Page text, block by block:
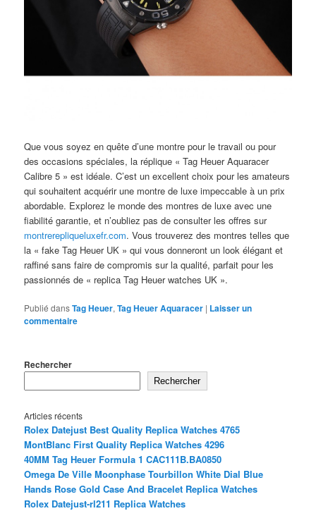
Que vous soyez en quête d’une montre pour le travail ou pour
des occasions spéciales, la réplique « Tag Heuer Aquaracer
Calibre 5 » est idéale. C’est un excellent choix pour les amateurs
qui souhaitent acquérir une montre de luxe impeccable à un prix
abordable. Explorez le monde des montres de luxe avec une
fiabilité garantie, et n’oubliez pas de consulter les offres sur
montrerepliqueluxefr.com. Vous trouverez des montres telles que
la « fake Tag Heuer UK » qui vous donneront un look élégant et
raffiné sans faire de compromis sur la qualité, parfait pour les
passionnés de « replica Tag Heuer watches UK ».
Publié dansTag Heuer,Tag Heuer Aquaracer | Laisser un
commentaire
Rechercher
Rechercher
Articles récents
Rolex Datejust Best Quality Replica Watches 4765
MontBlanc First Quality Replica Watches 4296
40MM Tag Heuer Formula 1 CAC111B.BA0850
Omega De Ville Moonphase Tourbillon White Dial Blue
Hands Rose Gold Case And Bracelet Replica Watches
Rolex Datejust-rl211 Replica Watches